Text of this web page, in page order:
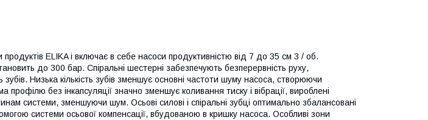
продуктів ELIKA і включає в себе насоси продуктивністю від 7 до 35 см 3 / об.
до 300 бар. Спіральні шестерні забезпечують безперервність руху,
зубів. Низька кількість зубів зменшує основні частоти шуму насоса, створюючи
без інкапсуляції значно зменшує коливання тиску і вібрації, вироблені
системи, зменшуючи шум. Осьові силові і спіральні зубці оптимально збалансовані
системи осьової компенсації, вбудованою в кришку насоса. Особливі зони